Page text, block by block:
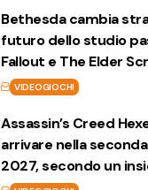
Bethesda cambia
futuro dello studio
Fallout e The Elder
VIDEOGIOCHI
Assassin’s Creed
arrivare nella
2027, secondo un